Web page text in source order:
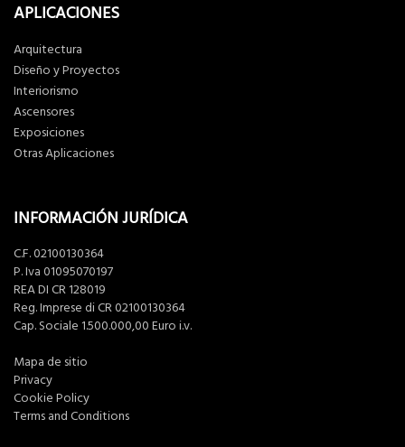
APLICACIONES
Arquitectura
Diseño y Proyectos
Interiorismo
Ascensores
Exposiciones
Otras Aplicaciones
INFORMACIÓN JURÍDICA
C.F. 02100130364
P. Iva 01095070197
REA DI CR 128019
Reg. Imprese di CR 02100130364
Cap. Sociale 1.500.000,00 Euro i.v.
Mapa de sitio
Privacy
Cookie Policy
Terms and Conditions